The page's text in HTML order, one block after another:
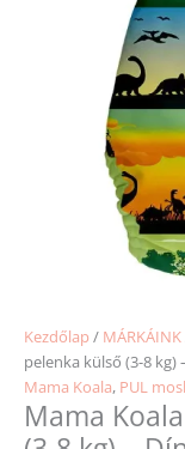
Kezdőlap / MÁRKÁINK
pelenka külső (3-8 kg)
Mama Koala, PUL
Mama